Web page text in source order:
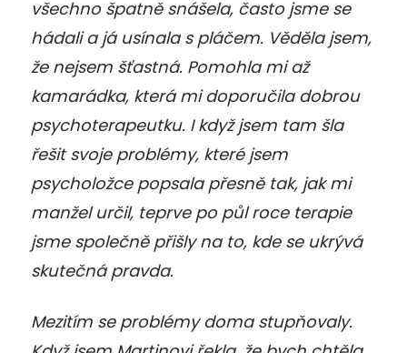
všechno špatně snášela, často jsme se
hádali a já usínala s pláčem. Věděla jsem,
že nejsem šťastná. Pomohla mi až
kamarádka, která mi doporučila dobrou
psychoterapeutku. I když jsem tam šla
řešit svoje problémy, které jsem
psycholožce popsala přesně tak, jak mi
manžel určil, teprve po půl roce terapie
jsme společně přišly na to, kde se ukrývá
skutečná pravda.
Mezitím se problémy doma stupňovaly.